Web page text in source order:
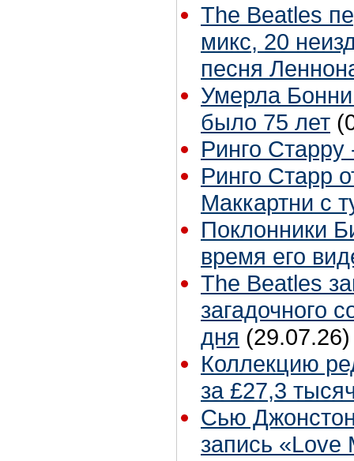
The Beatles
микс, 20
песня
Умерла
было 75 лет
Ринго Старру
Ринго Старр
Маккартни с
Поклонники
время его
The Beatles
загадочного
дня (29.07.26)
Коллекцию
за £27,3
Сью
запись «Love